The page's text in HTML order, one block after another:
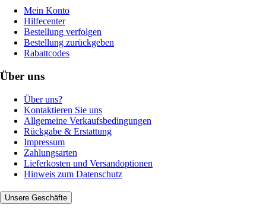
Mein Konto
Hilfecenter
Bestellung verfolgen
Bestellung zurückgeben
Rabattcodes
Über uns
Über uns?
Kontaktieren Sie uns
Allgemeine Verkaufsbedingungen
Rückgabe & Erstattung
Impressum
Zahlungsarten
Lieferkosten und Versandoptionen
Hinweis zum Datenschutz
Unsere Geschäfte